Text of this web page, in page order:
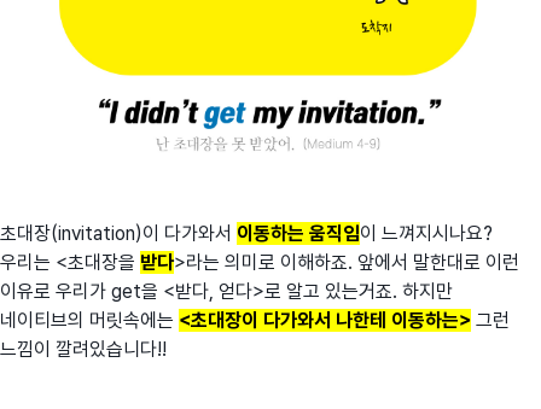
초대장(invitation)이 다가와서 이동하는 움직임이 느껴지시나요?
우리는 <초대장을 받다>라는 의미로 이해하죠. 앞에서 말한대로 이런
이유로 우리가 get을 <받다, 얻다>로 알고 있는거죠. 하지만
네이티브의 머릿속에는 <초대장이 다가와서 나한테 이동하는> 그런
느낌이 깔려있습니다!!